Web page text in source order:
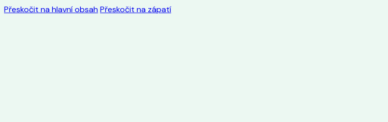
Přeskočit na hlavní obsahPřeskočit na zápatí